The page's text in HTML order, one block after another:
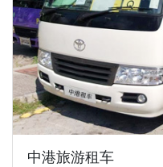
中港旅游租车